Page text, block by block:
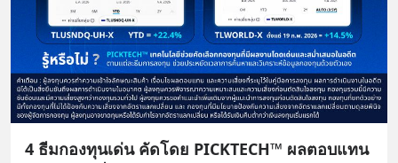
4 ธีมกองทุนเด่น คัดโดย PICKTECH™ ผลตอบแทน